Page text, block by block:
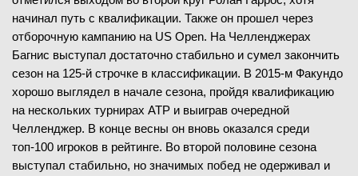
начинал путь с квалификации. Также он прошел через
отборочную кампанию на US Open. На Челленджерах
Багнис выступал достаточно стабильно и сумел закончить
сезон на 125-й строчке в классификации. В 2015-м Факундо
хорошо выглядел в начале сезона, пройдя квалификацию
на нескольких турнирах ATP и выиграв очередной
Челленджер. В конце весны он вновь оказался среди
топ-100 игроков в рейтинге. Во второй половине сезона
выступал стабильно, но значимых побед не одерживал и